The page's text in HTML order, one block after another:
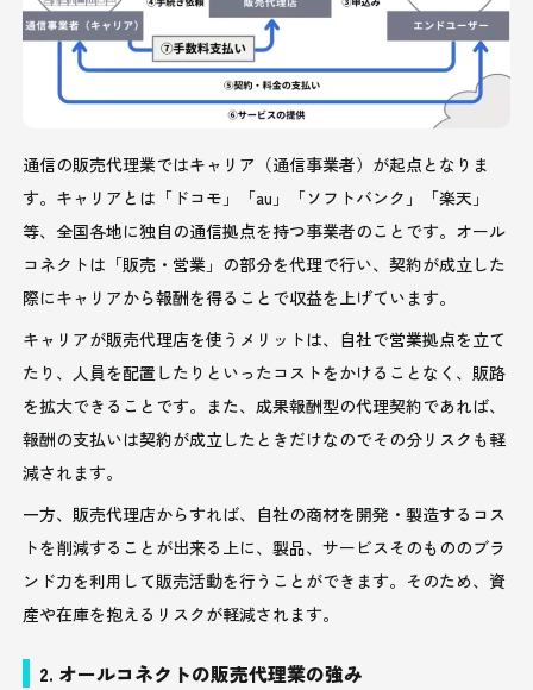
通信の販売代理業ではキャリア（通信事業者）が起点となりま
す。キャリアとは「ドコモ」「au」「ソフトバンク」「楽天」
等、全国各地に独自の通信拠点を持つ事業者のことです。オール
コネクトは「販売・営業」の部分を代理で行い、契約が成立した
際にキャリアから報酬を得ることで収益を上げています。
キャリアが販売代理店を使うメリットは、自社で営業拠点を立て
たり、人員を配置したりといったコストをかけることなく、販路
を拡大できることです。また、成果報酬型の代理契約であれば、
報酬の支払いは契約が成立したときだけなのでその分リスクも軽
減されます。
一方、販売代理店からすれば、自社の商材を開発・製造するコス
トを削減することが出来る上に、製品、サービスそのもののブラ
ンド力を利用して販売活動を行うことができます。そのため、資
産や在庫を抱えるリスクが軽減されます。
2. オールコネクトの販売代理業の強み